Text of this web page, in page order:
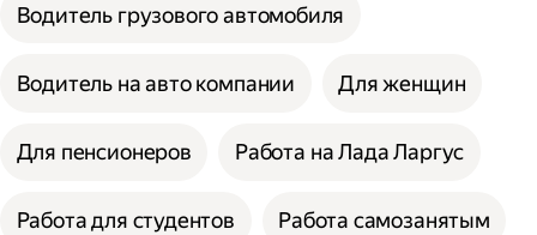
Водитель грузового автомобиля
Водитель на авто компании Для женщин
Для пенсионеров Работа на Лада Ларгус
Работа для студентов Работа самозанятым